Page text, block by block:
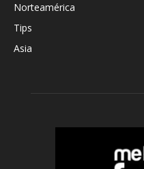
Norteamérica
Tips
Asia